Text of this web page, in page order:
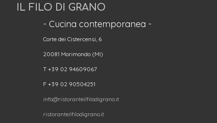
IL FILO DI GRANO
- Cucina contemporanea -
Corte dei Cistercensi, 6
20081 Morimondo (MI)
T +39 02 94609067
F +39 02 90504251
info@ristoranteilfilodigrano.it
ristoranteilfilodigrano.it